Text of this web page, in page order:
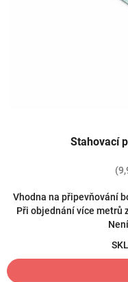
Stahovací
Vhodna na připevňování
Při objednání více metrů